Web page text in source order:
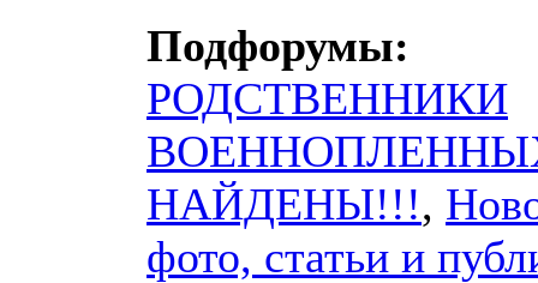
Подфорумы:
РОДСТВЕННИКИ
НАЙДЕНЫ!!!,
фото, статьи и